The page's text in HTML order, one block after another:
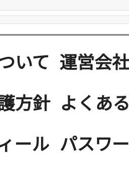
いて 運営会社
方針 よくあ
ール パスワ